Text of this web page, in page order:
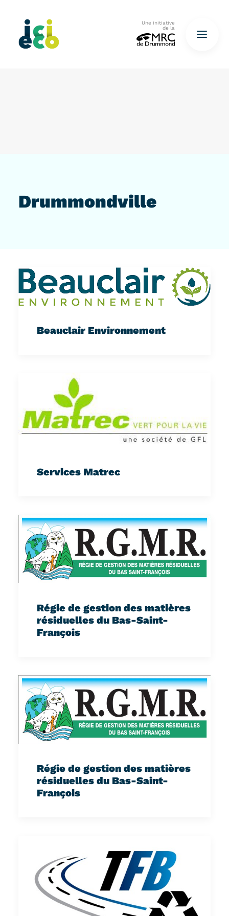
Une initiative
de la
Drummondville
Beauclair Environnement
Services Matrec
Régie de gestion des matières
résiduelles du Bas-Saint-
François
Régie de gestion des matières
résiduelles du Bas-Saint-
François